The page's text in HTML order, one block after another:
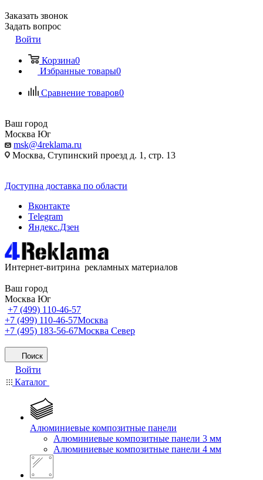
Заказать звонок
Задать вопрос
Войти
Корзина0
Избранные товары0
Сравнение товаров0
Ваш город
Москва Юг
msk@4reklama.ru
Москва, Ступинский проезд д. 1, стр. 13
Доступна доставка по области
Вконтакте
Telegram
Яндекс.Дзен
Интернет-витрина рекламных материалов
Ваш город
Москва Юг
+7 (499) 110-46-57
+7 (499) 110-46-57Москва
+7 (495) 183-56-67Москва Север
Поиск
Войти
Каталог
Алюминиевые композитные панели
Алюминиевые композитные панели 3 мм
Алюминиевые композитные панели 4 мм